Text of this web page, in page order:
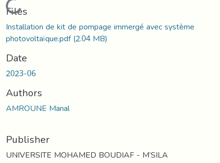
Loading...
Files
Installation de kit de pompage immergé avec système
photovoltaïque.pdf(2.04 MB)
Date
2023-06
Authors
AMROUNE Manal
Publisher
UNIVERSITE MOHAMED BOUDIAF - M’SILA